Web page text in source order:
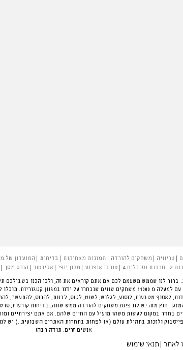
טריוויה משחקים להורדה תמונות מצחיקות בדיחות המועדון של
2
חרבות וסנדלים 4 טורבו אופנוע מכון יופי אקינטור הורס מסך
לנו שממש משעמם לכם אם אתם קוראים את זה, ולכן הכנו בשבילכם
להעביר את הזמן בכיף. פינת המשחקים הגדולה בארץ עם למעלה מ 11000 משחקים
לאסוף מטבעות, לנסוע, לגלוש, לשוט, לטוס, לבנות, להרוס, להתעשר,
חוץ מזה יש לנו פינת משחקים להורדה ממש שווה, בדיחות קורעות,
בחדר במקום לעשות משהו מועיל עם החיים שלהם. אם אתם יצירתיים
ולזכות בתהילת עולם (או לפחות בתחרות האתרים השבועית..)
אנשים זרים. תודה רבה!
לאתר תנאי שימוש